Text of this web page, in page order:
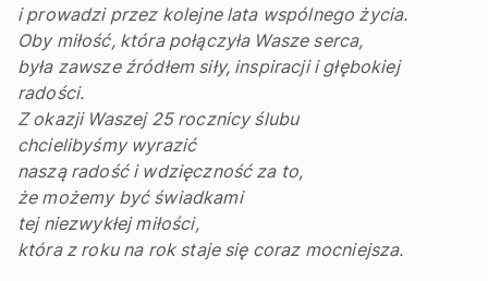
i prowadzi przez kolejne lata wspólnego życia.
Oby miłość, która połączyła Wasze serca,
była zawsze źródłem siły, inspiracji i głębokiej
radości.
Z okazji Waszej 25 rocznicy ślubu
chcielibyśmy wyrazić
naszą radość i wdzięczność za to,
że możemy być świadkami
tej niezwykłej miłości,
która z roku na rok staje się coraz mocniejsza.